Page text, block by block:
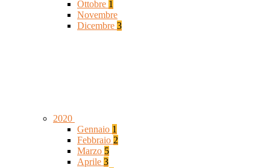
Ottobre 1
Novembre
Dicembre 3
2020
Gennaio 1
Febbraio 2
Marzo 5
Aprile 3